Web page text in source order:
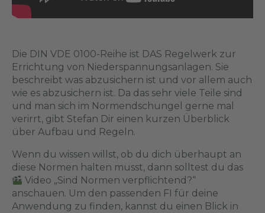
Die DIN VDE 0100-Reihe ist DAS Regelwerk zur
Errichtung von Niederspannungsanlagen. Sie
beschreibt was abzusichern ist und vor allem auch
wie es abzusichern ist. Da das sehr viele Teile sind
und man sich im Normendschungel gerne mal
verirrt, gibt Stefan Dir einen kurzen Überblick
über Aufbau und Regeln.
Wenn du wissen willst, ob du dich überhaupt an
diese Normen halten musst, dann solltest du das
Video „Sind Normen verpflichtend?“
anschauen. Um den passenden FI für deine
Anwendung zu finden, kannst du einen Blick in